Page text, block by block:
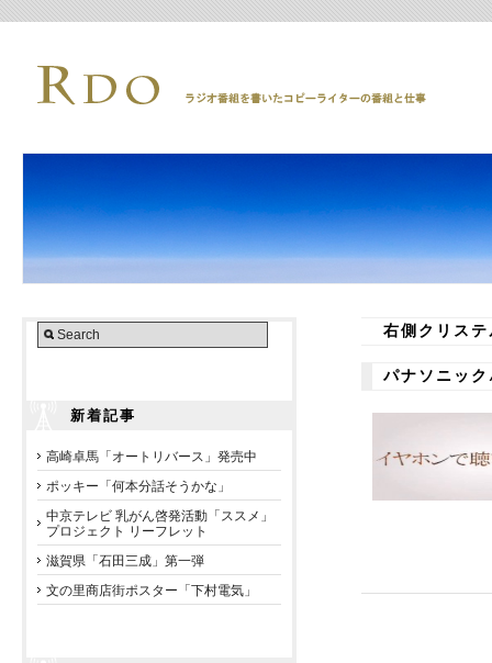
新着記事
高崎卓馬「オートリバース」発売中
ポッキー「何本分話そうかな」
中京テレビ 乳がん啓発活動「ススメ」
プロジェクト リーフレット
滋賀県「石田三成」第一弾
文の里商店街ポスター「下村電気」
右側クリステ
パナソニッ